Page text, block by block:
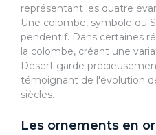
représentant les quatre
Une colombe, symbole du
pendentif. Dans certaines
la colombe, créant une
Désert garde
témoignant de l'évolution
siècles.
Les ornements en